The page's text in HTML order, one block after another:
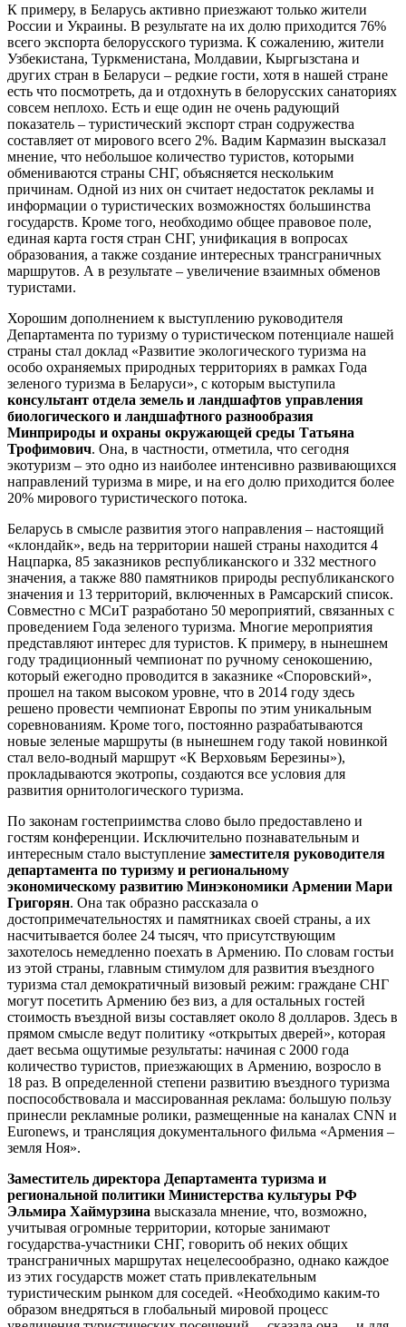
К примеру, в Беларусь активно приезжают только жители
России и Украины. В результате на их долю приходится 76%
всего экспорта белорусского туризма. К сожалению, жители
Узбекистана, Туркменистана, Молдавии, Кыргызстана и
других стран в Беларуси – редкие гости, хотя в нашей стране
есть что посмотреть, да и отдохнуть в белорусских санаториях
совсем неплохо. Есть и еще один не очень радующий
показатель – туристический экспорт стран содружества
составляет от мирового всего 2%. Вадим Кармазин высказал
мнение, что небольшое количество туристов, которыми
обмениваются страны СНГ, объясняется нескольким
причинам. Одной из них он считает недостаток рекламы и
информации о туристических возможностях большинства
государств. Кроме того, необходимо общее правовое поле,
единая карта гостя стран СНГ, унификация в вопросах
образования, а также создание интересных трансграничных
маршрутов. А в результате – увеличение взаимных обменов
туристами.
Хорошим дополнением к выступлению руководителя
Департамента по туризму о туристическом потенциале нашей
страны стал доклад «Развитие экологического туризма на
особо охраняемых природных территориях в рамках Года
зеленого туризма в Беларуси», с которым выступила
консультант отдела земель и ландшафтов управления
биологического и ландшафтного разнообразия
Минприроды и охраны окружающей среды Татьяна
Трофимович. Она, в частности, отметила, что сегодня
экотуризм – это одно из наиболее интенсивно развивающихся
направлений туризма в мире, и на его долю приходится более
20% мирового туристического потока.
Беларусь в смысле развития этого направления – настоящий
«клондайк», ведь на территории нашей страны находится 4
Нацпарка, 85 заказников республиканского и 332 местного
значения, а также 880 памятников природы республиканского
значения и 13 территорий, включенных в Рамсарский список.
Совместно с МСиТ разработано 50 мероприятий, связанных с
проведением Года зеленого туризма. Многие мероприятия
представляют интерес для туристов. К примеру, в нынешнем
году традиционный чемпионат по ручному сенокошению,
который ежегодно проводится в заказнике «Споровский»,
прошел на таком высоком уровне, что в 2014 году здесь
решено провести чемпионат Европы по этим уникальным
соревнованиям. Кроме того, постоянно разрабатываются
новые зеленые маршруты (в нынешнем году такой новинкой
стал вело-водный маршрут «К Верховьям Березины»),
прокладываются экотропы, создаются все условия для
развития орнитологического туризма.
По законам гостеприимства слово было предоставлено и
гостям конференции. Исключительно познавательным и
интересным стало выступление заместителя руководителя
департамента по туризму и региональному
экономическому развитию Минэкономики Армении Мари
Григорян. Она так образно рассказала о
достопримечательностях и памятниках своей страны, а их
насчитывается более 24 тысяч, что присутствующим
захотелось немедленно поехать в Армению. По словам гостьи
из этой страны, главным стимулом для развития въездного
туризма стал демократичный визовый режим: граждане СНГ
могут посетить Армению без виз, а для остальных гостей
стоимость въездной визы составляет около 8 долларов. Здесь в
прямом смысле ведут политику «открытых дверей», которая
дает весьма ощутимые результаты: начиная с 2000 года
количество туристов, приезжающих в Армению, возросло в
18 раз. В определенной степени развитию въездного туризма
поспособствовала и массированная реклама: большую пользу
принесли рекламные ролики, размещенные на каналах СNN и
Euronews, и трансляция документального фильма «Армения –
земля Ноя».
Заместитель директора Департамента туризма и
региональной политики Министерства культуры РФ
Эльмира Хаймурзина высказала мнение, что, возможно,
учитывая огромные территории, которые занимают
государства-участники СНГ, говорить об неких общих
трансграничных маршрутах нецелесообразно, однако каждое
из этих государств может стать привлекательным
туристическим рынком для соседей. «Необходимо каким-то
образом внедряться в глобальный мировой процесс